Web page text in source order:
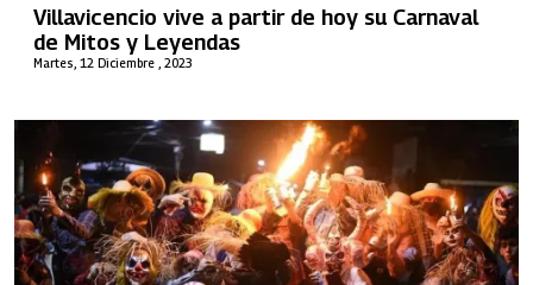
Martes, 12 Diciembre , 2023
Villavicencio vive a partir de hoy su Carnaval
de Mitos y Leyendas